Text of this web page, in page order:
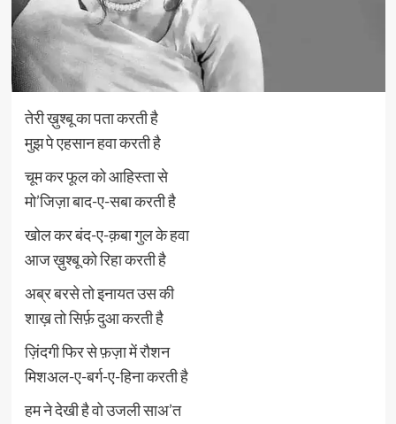
तेरी ख़ुश्बू का पता करती है
मुझ पे एहसान हवा करती है
चूम कर फूल को आहिस्ता से
मो’जिज़ा बाद-ए-सबा करती है
खोल कर बंद-ए-क़बा गुल के हवा
आज ख़ुश्बू को रिहा करती है
अब्र बरसे तो इनायत उस की
शाख़ तो सिर्फ़ दुआ करती है
ज़िंदगी फिर से फ़ज़ा में रौशन
मिशअल-ए-बर्ग-ए-हिना करती है
हम ने देखी है वो उजली साअ’त